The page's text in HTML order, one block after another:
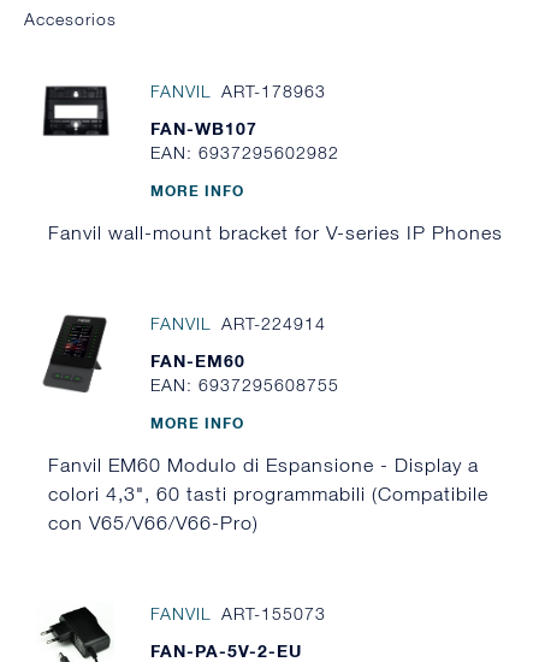
Accesorios
FANVIL
ART-178963
FAN-WB107
EAN: 6937295602982
MORE INFO
Fanvil wall-mount bracket for V-series IP Phones
FANVIL
ART-224914
FAN-EM60
EAN: 6937295608755
MORE INFO
Fanvil EM60 Modulo di Espansione - Display a
colori 4,3", 60 tasti programmabili (Compatibile
con V65/V66/V66-Pro)
FANVIL
ART-155073
FAN-PA-5V-2-EU